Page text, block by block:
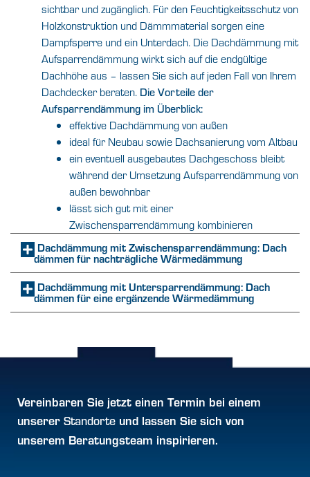
sichtbar und zugänglich. Für den Feuchtigkeitsschutz von
Holzkonstruktion und Dämmmaterial sorgen eine
Dampfsperre und ein Unterdach. Die Dachdämmung mit
Aufsparrendämmung wirkt sich auf die endgültige
Dachhöhe aus – lassen Sie sich auf jeden Fall von Ihrem
Dachdecker beraten. Die Vorteile der
Aufsparrendämmung im Überblick:
effektive Dachdämmung von außen
ideal für Neubau sowie Dachsanierung vom Altbau
ein eventuell ausgebautes Dachgeschoss bleibt
während der Umsetzung Aufsparrendämmung von
außen bewohnbar
lässt sich gut mit einer
Zwischensparrendämmung kombinieren
Dachdämmung mit Zwischensparrendämmung: Dach
dämmen für nachträgliche Wärmedämmung
Dachdämmung mit Untersparrendämmung: Dach
dämmen für eine ergänzende Wärmedämmung
Vereinbaren Sie jetzt einen Termin bei einem
unserer Standorte und lassen Sie sich von
unserem Beratungsteam inspirieren.